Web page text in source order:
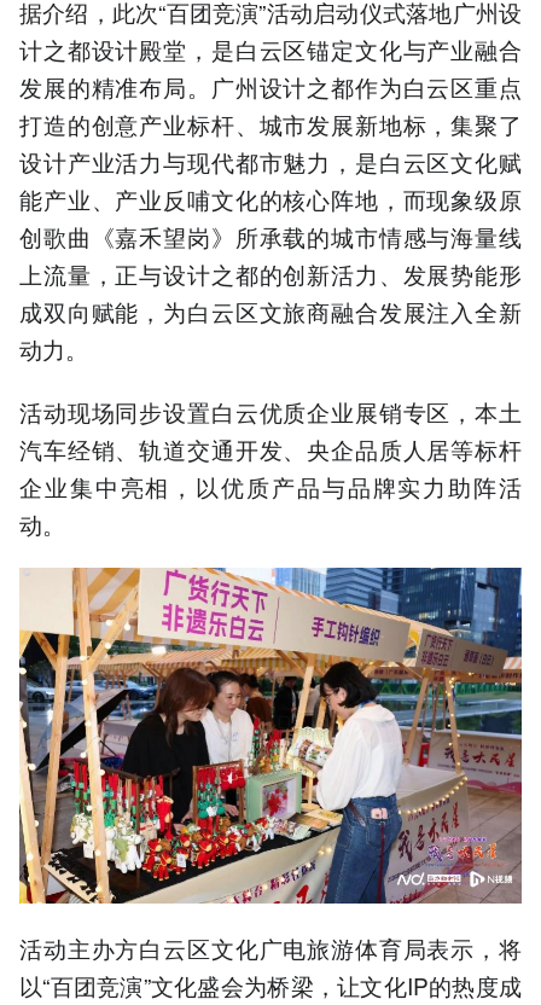
据介绍，此次“百团竞演”活动启动仪式落地广州设
计之都设计殿堂，是白云区锚定文化与产业融合
发展的精准布局。广州设计之都作为白云区重点
打造的创意产业标杆、城市发展新地标，集聚了
设计产业活力与现代都市魅力，是白云区文化赋
能产业、产业反哺文化的核心阵地，而现象级原
创歌曲《嘉禾望岗》所承载的城市情感与海量线
上流量，正与设计之都的创新活力、发展势能形
成双向赋能，为白云区文旅商融合发展注入全新
动力。
活动现场同步设置白云优质企业展销专区，本土
汽车经销、轨道交通开发、央企品质人居等标杆
企业集中亮相，以优质产品与品牌实力助阵活
动。
活动主办方白云区文化广电旅游体育局表示，将
以“百团竞演”文化盛会为桥梁，让文化IP的热度成